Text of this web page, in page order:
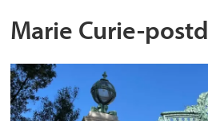
Marie Curie-